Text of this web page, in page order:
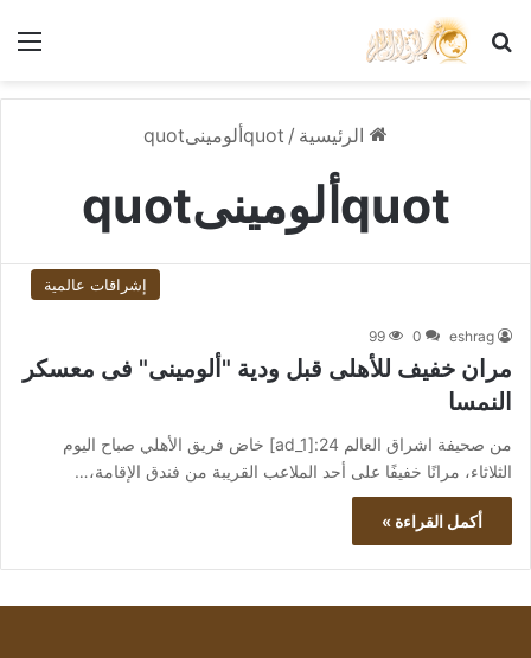
بحث عن
الرئيسية / quotألومينىquot
quotألومينىquot
إشراقات عالمية
eshrag
0
99
مران خفيف للأهلى قبل ودية "ألومينى" فى معسكر
النمسا
من صحيفة اشراق العالم 24:[ad_1] خاض فريق الأهلي صباح اليوم
الثلاثاء، مرانًا خفيفًا على أحد الملاعب القريبة من فندق الإقامة،…
أكمل القراءة »